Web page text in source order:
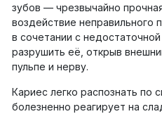
зубов — чрезвычайно
воздействие неправильного
в сочетании с
разрушить её, открыв
пульпе и нерву.
Кариес легко распознать по
болезненно реагирует на